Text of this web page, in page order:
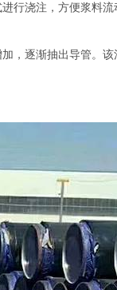
行浇注，方便浆料流
，逐渐抽出导管。